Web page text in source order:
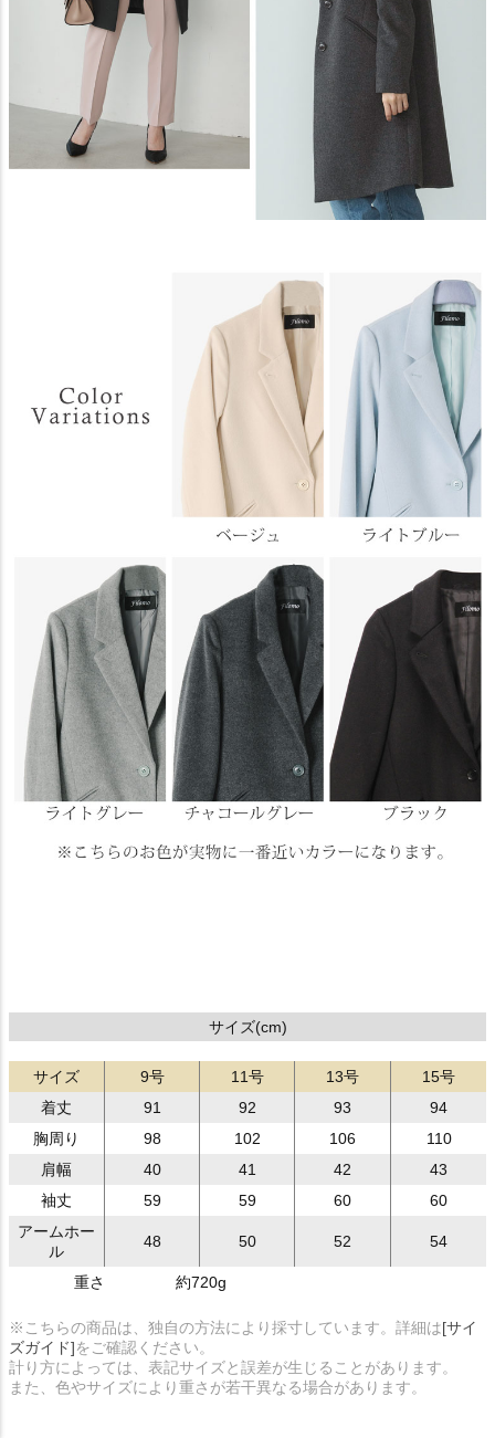
サイズ(cm)
サイズ 9号 11号 13号
15号
着丈
91 92 93
94
胸周り
98 102 106
110
肩幅
40 41 42
43
袖丈
59 59 60
60
アームホー
ル
48 50 52 54
重さ 約720g
※こちらの商品は、独自の方法により採寸しています。詳細は[サイ
ズガイド]をご確認ください。
計り方によっては、表記サイズと誤差が生じることがあります。
また、色やサイズにより重さが若干異なる場合があります。